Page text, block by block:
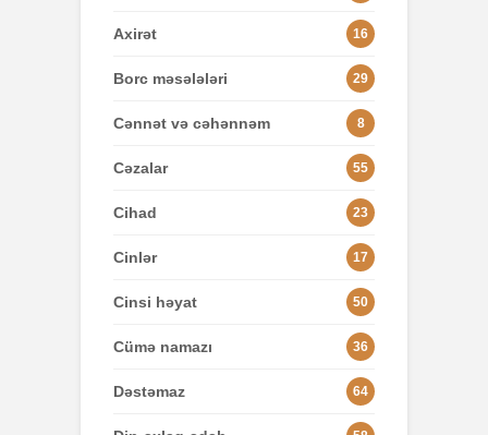
Axirət 16
Borc məsələləri 29
Cənnət və cəhənnəm 8
Cəzalar 55
Cihad 23
Cinlər 17
Cinsi həyat 50
Cümə namazı 36
Dəstəmaz 64